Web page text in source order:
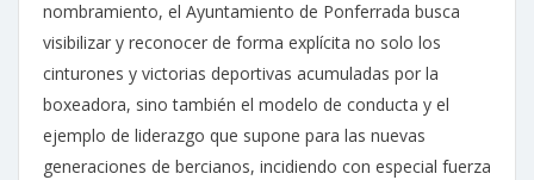
nombramiento, el Ayuntamiento de Ponferrada busca
visibilizar y reconocer de forma explícita no solo los
cinturones y victorias deportivas acumuladas por la
boxeadora, sino también el modelo de conducta y el
ejemplo de liderazgo que supone para las nuevas
generaciones de bercianos, incidiendo con especial fuerza